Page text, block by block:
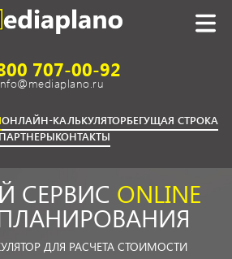
707-00-92
СЕРВИС ONLINE
ДЛЯ РАСЧЕТА СТОИМОСТИ
ОНЛАЙН-КАЛЬКУЛЯТОРБЕГУЩАЯ СТРОКА
ПАРТНЕРЫКОНТАКТЫ